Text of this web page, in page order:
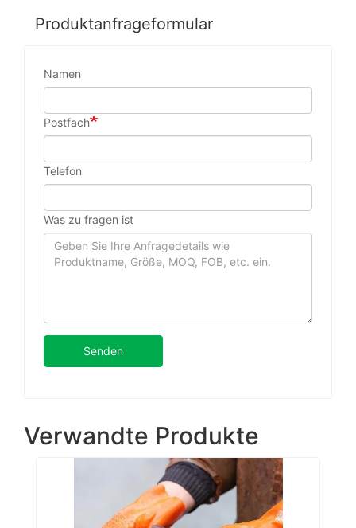
Produktanfrageformular
Namen
Postfach
Telefon
Was zu fragen ist
Senden
Verwandte Produkte